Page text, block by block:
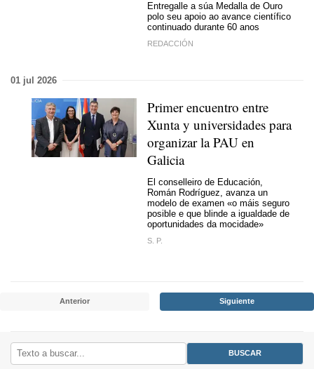
Entregalle a súa Medalla de Ouro
polo seu apoio ao avance científico
continuado durante 60 anos
REDACCIÓN
01 jul 2026
Primer encuentro entre
Xunta y universidades para
organizar la PAU en
Galicia
El conselleiro de Educación,
Román Rodríguez, avanza un
modelo de examen «o máis seguro
posible e que blinde a igualdade de
oportunidades da mocidade»
S. P.
Anterior Siguiente